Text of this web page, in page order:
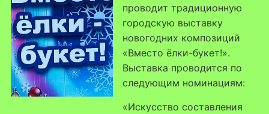
проводит традиционную
городскую выставку
новогодних композиций
«Вместо ёлки-букет!».
Выставка проводится по
следующим номинациям:
«Искусство составления